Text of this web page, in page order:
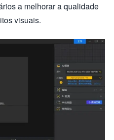
a melhorar a qualidade
visuais.